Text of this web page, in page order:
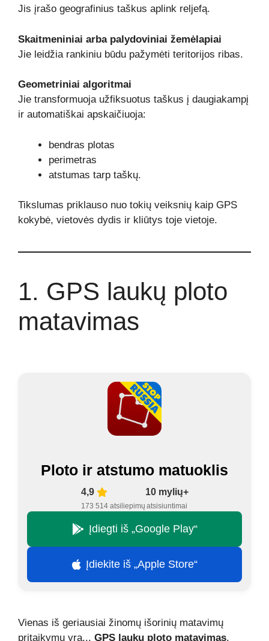
Jis įrašo geografinius taškus aplink reljefą.
Skaitmeniniai arba palydoviniai žemėlapiai
Jie leidžia rankiniu būdu pažymėti teritorijos ribas.
Geometriniai algoritmai
Jie transformuoja užfiksuotus taškus į daugiakampį
ir automatiškai apskaičiuoja:
bendras plotas
perimetras
atstumas tarp taškų.
Tikslumas priklauso nuo tokių veiksnių kaip GPS
kokybė, vietovės dydis ir kliūtys toje vietoje.
1. GPS laukų ploto
matavimas
Ploto ir atstumo matuoklis
4,9
173 514 atsiliepimų
10 mylių+
atsisiuntimai
Įdiegti iš „Google Play“
Įdiekite iš „Apple Store“
Vienas iš geriausiai žinomų išorinių matavimų
pritaikymų yra... GPS laukų ploto matavimas.